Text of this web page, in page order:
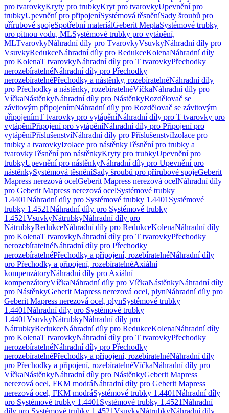
pro tvarovkyKryty pro trubkyKryt pro tvarovkyUpevnění pro
trubkyUpevnění pro připojeníSystémová těsněníSady šroubů pro
přírubové spojeSpotřební materiálGeberit MeplaSystémové trubky
pro pitnou vodu, MLSystémové trubky pro vytápění,
MLTvarovkyNáhradní díly pro TvarovkyVsuvkyNáhradní díly pro
VsuvkyRedukceNáhradní díly pro RedukceKolenaNáhradní díly
pro KolenaT tvarovkyNáhradní díly pro T tvarovkyPřechodky
nerozebíratelnéNáhradní díly pro Přechodky
nerozebíratelnéPřechodky a nástěnky, rozebíratelnéNáhradní díly
pro Přechodky a nástěnky, rozebíratelnéVíčkaNáhradní díly pro
VíčkaNástěnkyNáhradní díly pro NástěnkyRozdělovač se
závitovým připojenímNáhradní díly pro Rozdělovač se závitovým
připojenímT tvarovky pro vytápěníNáhradní díly pro T tvarovky pro
vytápěníPřipojení pro vytápěníNáhradní díly pro Připojení pro
vytápěníPříslušenstvíNáhradní díly pro PříslušenstvíIzolace pro
trubky a tvarovkyIzolace pro nástěnkyTěsnění pro trubky a
tvarovkyTěsnění pro nástěnkyKryty pro trubkyUpevnění pro
trubkyUpevnění pro nástěnkyNáhradní díly pro Upevnění pro
nástěnkySystémová těsněníSady šroubů pro přírubové spojeGeberit
Mapress nerezová ocelGeberit Mapress nerezová ocelNáhradní díly
pro Geberit Mapress nerezová ocelSystémové trubky
1.4401Náhradní díly pro Systémové trubky 1.4401 Systémové
trubky 1.4521Náhradní díly pro Systémové trubky
1.4521VsuvkyNátrubkyNáhradní díly pro
NátrubkyRedukceNáhradní díly pro RedukceKolenaNáhradní díly
pro KolenaT tvarovkyNáhradní díly pro T tvarovkyPřechodky
nerozebíratelnéNáhradní díly pro Přechodky
nerozebíratelnéPřechodky a připojení, rozebíratelnéNáhradní díly
pro Přechodky a připojení, rozebíratelnéAxiální
kompenzátoryNáhradní díly pro Axiální
kompenzátoryVíčkaNáhradní díly pro VíčkaNástěnkyNáhradní díly
pro NástěnkyGeberit Mapress nerezová ocel, plynNáhradní díly pro
Geberit Mapress nerezová ocel, plynSystémové trubky
1.4401Náhradní díly pro Systémové trubky
1.4401VsuvkyNátrubkyNáhradní díly pro
NátrubkyRedukceNáhradní díly pro RedukceKolenaNáhradní díly
pro KolenaT tvarovkyNáhradní díly pro T tvarovkyPřechodky
nerozebíratelnéNáhradní díly pro Přechodky
nerozebíratelnéPřechodky a připojení, rozebíratelnéNáhradní díly
pro Přechodky a připojení, rozebíratelnéVíčkaNáhradní díly pro
VíčkaNástěnkyNáhradní díly pro NástěnkyGeberit Mapress
nerezová ocel, FKM modráNáhradní díly pro Geberit Mapress
nerezová ocel, FKM modráSystémové trubky 1.4401Náhradní díly
pro Systémové trubky 1.4401 Systémové trubky 1.4521Náhradní
díly pro Systémové trubky 1.4521VsuvkyNátrubkyNáhradní díly